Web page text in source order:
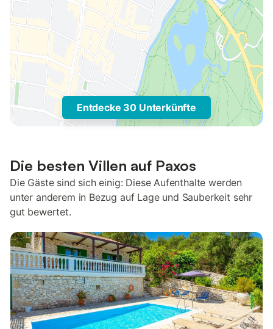
Entdecke 30 Unterkünfte
Die besten Villen auf Paxos
Die Gäste sind sich einig: Diese Aufenthalte werden
unter anderem in Bezug auf Lage und Sauberkeit sehr
gut bewertet.